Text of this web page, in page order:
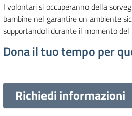
I volontari si occuperanno della
bambine nel garantire un ambiente
supportandoli durante il momento del
Dona il tuo tempo per
Richiedi informazioni